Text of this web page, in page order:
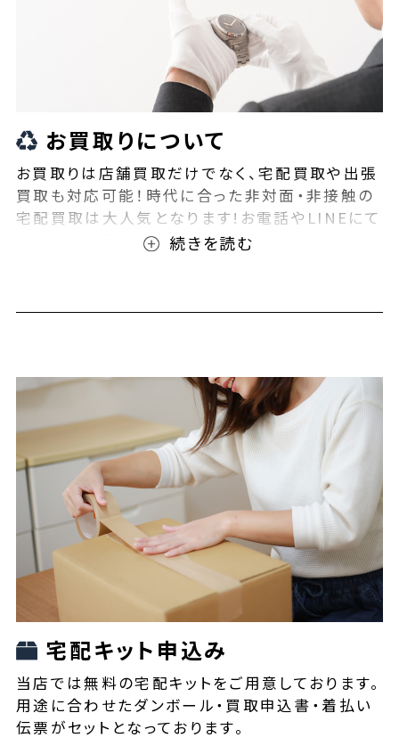
お買取りについて
お買取りは店舗買取だけでなく、宅配買取や出張
買取も対応可能！時代に合った非対面・非接触の
宅配買取は大人気となります!お電話やLINEにて
事前査定が可能となっております！また無料の宅
宅配キット申込み
当店では無料の宅配キットをご用意しております。
用途に合わせたダンボール・買取申込書・着払い
伝票がセットとなっております。